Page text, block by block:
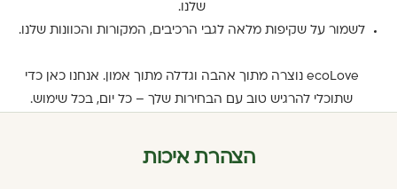
שלנו.
לשמור על שקיפות מלאה לגבי הרכיבים, המקורות והכוונות שלנו.
ecoLove נוצרה מתוך אהבה וגדלה מתוך אמון. אנחנו כאן כדי
שתוכלי להרגיש טוב עם הבחירות שלך – כל יום, בכל שימוש.
הצהרת איכות